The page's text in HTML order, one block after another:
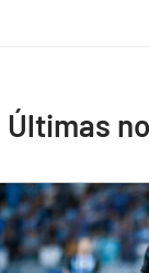
Últimas